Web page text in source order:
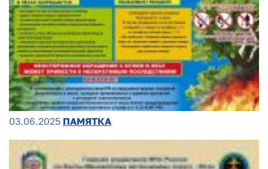
03.06.2025 ПАМЯТКА